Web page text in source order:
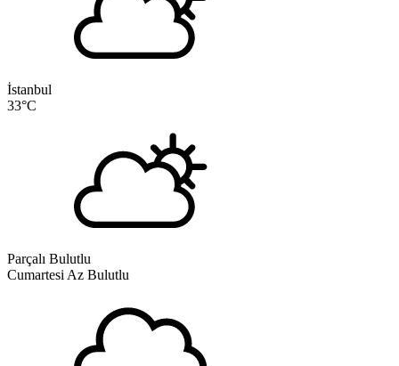
İstanbul
33°C
Parçalı Bulutlu
Cumartesi Az Bulutlu